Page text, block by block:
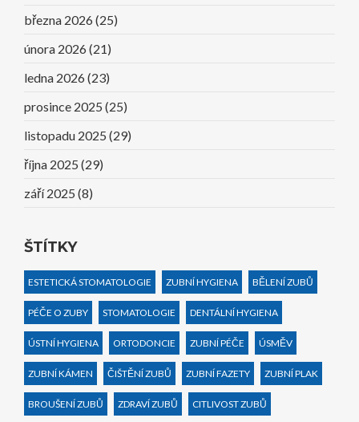
března 2026 (25)
února 2026 (21)
ledna 2026 (23)
prosince 2025 (25)
listopadu 2025 (29)
října 2025 (29)
září 2025 (8)
ŠTÍTKY
ESTETICKÁ STOMATOLOGIE ZUBNÍ HYGIENA BĚLENÍ ZUBŮ
PÉČE O ZUBY STOMATOLOGIE DENTÁLNÍ HYGIENA
ÚSTNÍ HYGIENA ORTODONCIE ZUBNÍ PÉČE ÚSMĚV
ZUBNÍ KÁMEN ČIŠTĚNÍ ZUBŮ ZUBNÍ FAZETY ZUBNÍ PLAK
BROUŠENÍ ZUBŮ ZDRAVÍ ZUBŮ CITLIVOST ZUBŮ